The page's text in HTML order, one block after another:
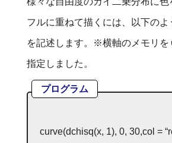
フルに重ねて描くには、以下のよ
を記述します。※横軸のメモリを
指定しました。
プログラム
curve(dchisq(x, 1), 0, 30,col =